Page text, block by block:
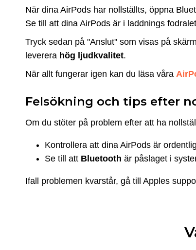
När dina AirPods har nollställts, öppna
Se till att dina AirPods är i laddnings
Tryck sedan på "Anslut" som visas på
leverera hög ljudkvalitet.
När allt fungerar igen kan du läsa våra
Felsökning och tips efter
Om du stöter på problem efter att ha
Kontrollera att dina AirPods är
Se till att Bluetooth är påslaget i
Ifall problemen kvarstår, gå till Apples